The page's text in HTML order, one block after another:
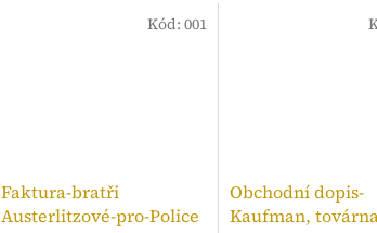
Faktura-bratři
Austerlitzové-pro-Police
Kód: 001
Obchodní dopis-
Kaufman,